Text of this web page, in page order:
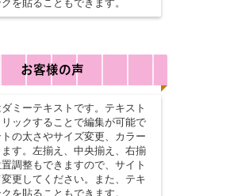
を貼ることもできます。
お客様の声
ミーテキストです。テキスト
ックすることで編集が可能で
の太さやサイズ変更、カラー
す。左揃え、中央揃え、右揃
調整もできますので、サイト
更してください。また、テキ
を貼ることもできます。